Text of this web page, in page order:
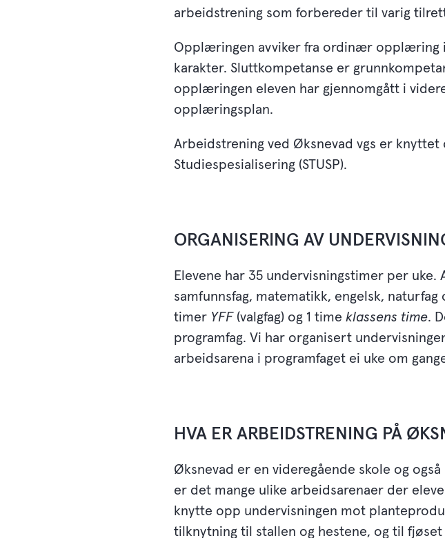
arbeidstrening som forbereder til varig
Opplæringen avviker fra ordinær opplæring i
karakter. Sluttkompetanse er
opplæringen eleven har gjennomgått i
opplæringsplan.
Arbeidstrening ved Øksnevad vgs er
Studiespesialisering (STUSP).
ORGANISERING AV
Elevene har 35 undervisningstimer per uke.
samfunnsfag, matematikk, engelsk,
timer YFF(valgfag) og 1 time klassens time.
programfag. Vi har organisert
arbeidsarena i programfaget ei uke om
HVA ER ARBEIDSTRENING PÅ
Øksnevad er en videregående skole og
er det mange ulike arbeidsarenaer der
knytte opp undervisningen mot
tilknytning til stallen og hestene, og til